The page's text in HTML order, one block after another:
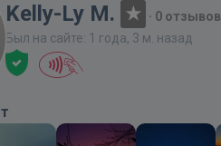
Kelly-Ly M. · 0 отзывов
Был на сайте: 1 года, 3 м. назад